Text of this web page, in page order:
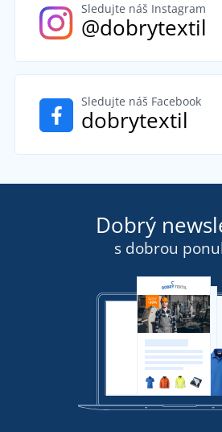
Sledujte náš Instagram
@dobrytextil
Sledujte náš Facebook
dobrytextil
Dobrý
s dobrou